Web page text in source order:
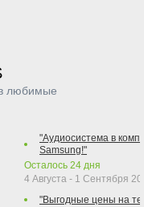
любимые
"Аудиосистема в
Samsung!"
Осталось 24 дня
4 Августа - 1 Сентября
"Выгодные цены на